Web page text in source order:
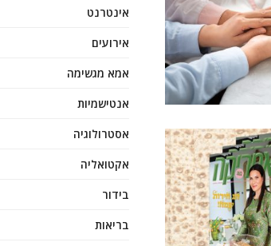
אינטרנט
אירועים
אמא מגשימה
אנטישמיות
אסטרולוגיה
אקטואליה
בידור
בריאות